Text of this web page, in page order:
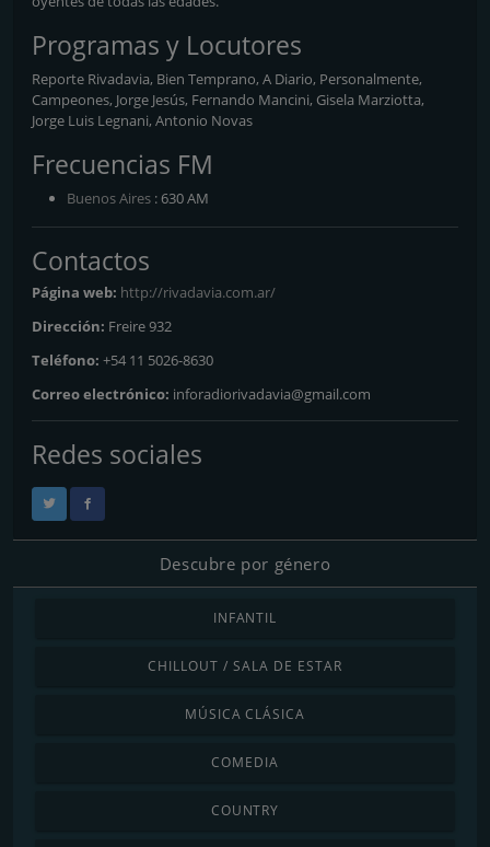
Programas y Locutores
Reporte Rivadavia, Bien Temprano, A Diario, Personalmente,
Campeones, Jorge Jesús, Fernando Mancini, Gisela Marziotta,
Jorge Luis Legnani, Antonio Novas
Frecuencias FM
Buenos Aires : 630 AM
Contactos
Página web: http://rivadavia.com.ar/
Dirección: Freire 932
Teléfono: +54 11 5026-8630
Correo electrónico: inforadiorivadavia@gmail.com
Redes sociales
Descubre por género
INFANTIL
CHILLOUT / SALA DE ESTAR
MÚSICA CLÁSICA
COMEDIA
COUNTRY